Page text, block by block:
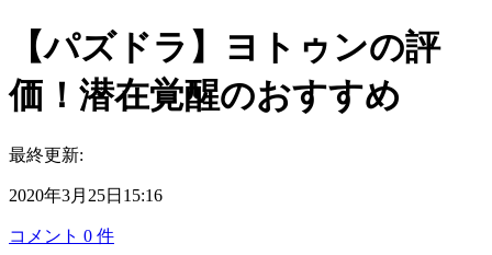
【パズドラ】ヨトゥンの評
価！潜在覚醒のおすすめ
最終更新:
2020年3月25日15:16
コメント 0 件